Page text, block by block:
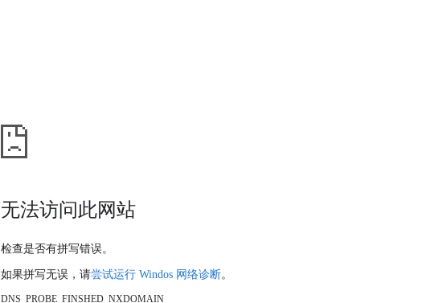
无法访问此网站
检查是否有拼写错误。
如果拼写无误，请尝试运行 Windos 网络诊断。
DNS_PROBE_FINSHED_NXDOMAIN